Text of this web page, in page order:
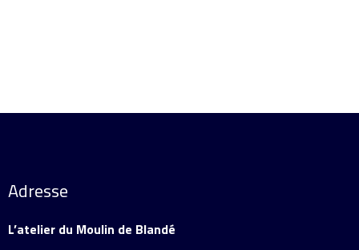
Adresse
L’atelier du Moulin de Blandé